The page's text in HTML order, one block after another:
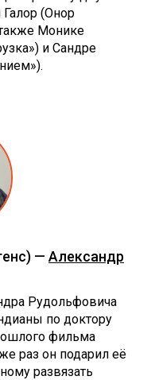
(Онор
Монике
и Сандре
— Александр
Рудольфовича
по доктору
фильма
раз он подарил её
развязать